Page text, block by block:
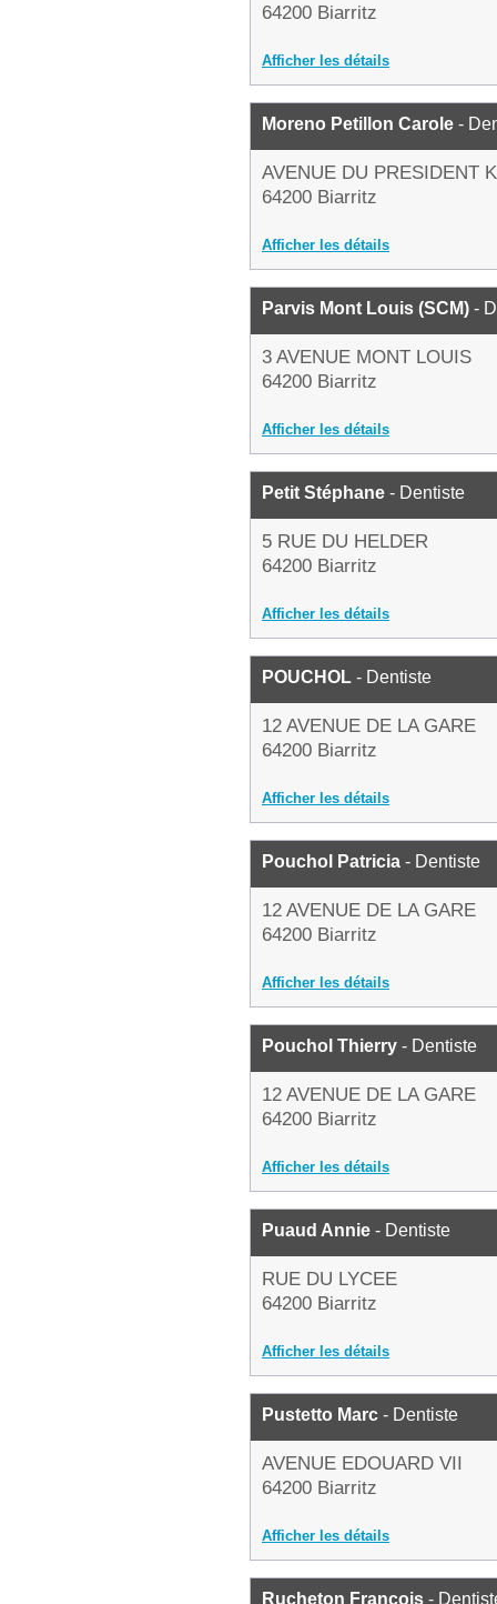
64200 Biarritz
Afficher les détails
Moreno Petillon Carole -
AVENUE DU PRESIDENT
64200 Biarritz
Afficher les détails
Parvis Mont Louis (SCM) -
3 AVENUE MONT LOUIS
64200 Biarritz
Afficher les détails
Petit Stéphane - Dentiste
5 RUE DU HELDER
64200 Biarritz
Afficher les détails
POUCHOL - Dentiste
12 AVENUE DE LA GARE
64200 Biarritz
Afficher les détails
Pouchol Patricia - Dentiste
12 AVENUE DE LA GARE
64200 Biarritz
Afficher les détails
Pouchol Thierry - Dentiste
12 AVENUE DE LA GARE
64200 Biarritz
Afficher les détails
Puaud Annie - Dentiste
RUE DU LYCEE
64200 Biarritz
Afficher les détails
Pustetto Marc - Dentiste
AVENUE EDOUARD VII
64200 Biarritz
Afficher les détails
Rucheton Francois -